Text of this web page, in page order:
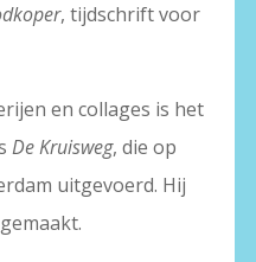
, tijdschrift voor
en collages is het
De Kruisweg, die op
uitgevoerd. Hij